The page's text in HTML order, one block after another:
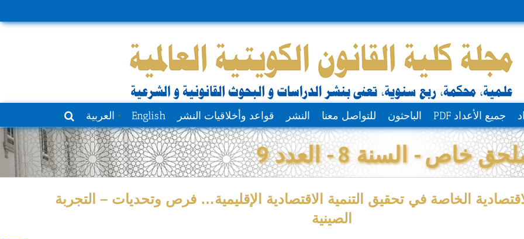
جميع الأعداد PDF الباحثون للتواصل معنا النشر قواعد وأخلاقيات النشر English العربية
خاص - السنة 8 - العدد 9
الخاصة في تحقيق التنمية الاقتصادية الإقليمية… فرص وتحديات – التجربة
الصينية